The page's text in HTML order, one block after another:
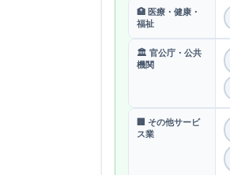
🏥 医療・健康・
福祉
🏛 官公庁・公共
機関
🏢 その他サービ
ス業